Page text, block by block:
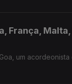
França, Malta,
um